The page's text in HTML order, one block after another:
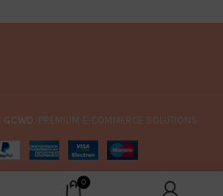
GCWD . PREMIUM E-COMMERCE SOLUTIONS.
0